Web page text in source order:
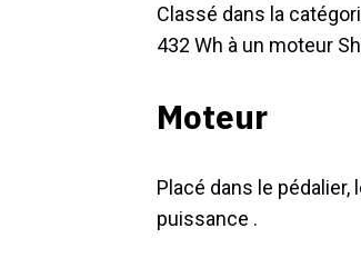
Classé dans la
432 Wh à un moteur
Moteur
Placé dans le
puissance .